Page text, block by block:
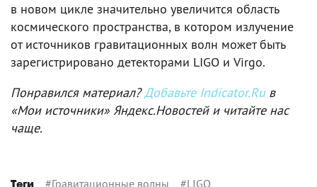
в новом цикле значительно увеличится область
космического пространства, в котором излучение
от источников гравитационных волн может быть
зарегистрировано детекторами LIGO и Virgo.
Понравился материал?Добавьте Indicator.Ruв
«Мои источники» Яндекс.Новостей и читайте нас
чаще.
#Гравитационные волны #LIGO